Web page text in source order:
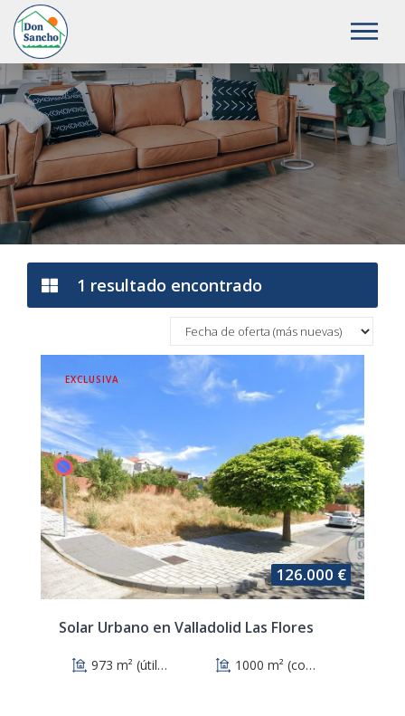
1 Venta en Valladolid
1 resultado encontrado
EXCLUSIVA
126.000 €
Solar Urbano en Valladolid Las Flores
973 m² (útiles) 1000 m² (construidos)